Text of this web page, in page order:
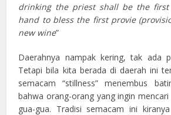
drinking the priest shall be the
hand to bless the first provie
new wine”
Daerahnya nampak kering, tak ada
Tetapi bila kita berada di daerah ini
semacam “stillness” menembus
bahwa orang-orang yang ingin
gua-gua. Tradisi semacam ini